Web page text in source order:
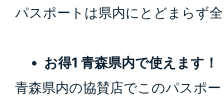
パスポートは県内にとどまらず
お得1 青森県内で使えます！
青森県内の協賛店でこのパスポ